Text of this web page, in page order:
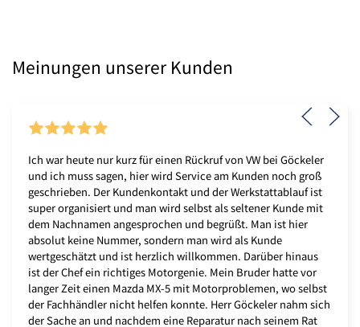
Meinungen unserer Kunden
Ich war heute nur kurz für einen Rückruf von VW bei Göckeler
und ich muss sagen, hier wird Service am Kunden noch groß
geschrieben. Der Kundenkontakt und der Werkstattablauf ist
super organisiert und man wird selbst als seltener Kunde mit
dem Nachnamen angesprochen und begrüßt. Man ist hier
absolut keine Nummer, sondern man wird als Kunde
wertgeschätzt und ist herzlich willkommen. Darüber hinaus
ist der Chef ein richtiges Motorgenie. Mein Bruder hatte vor
langer Zeit einen Mazda MX-5 mit Motorproblemen, wo selbst
der Fachhändler nicht helfen konnte. Herr Göckeler nahm sich
der Sache an und nachdem eine Reparatur nach seinem Rat